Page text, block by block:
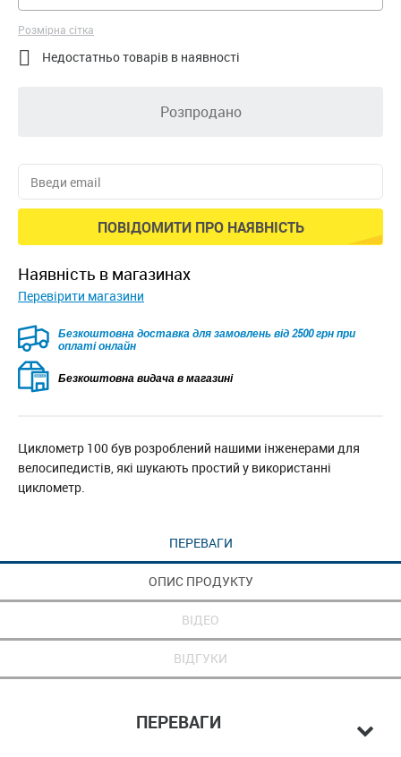
Розмірна сітка
 Недостатньо товарів в наявності
Розпродано
ПОВІДОМИТИ ПРО НАЯВНІСТЬ
наявність в магазинах
Перевірити магазини
Безкоштовна доставка для замовлень від 2500 грн при
оплаті онлайн
Безкоштовна видача в магазині
Циклометр 100 був розроблений нашими інженерами для
велосипедистів, які шукають простий у використанні
циклометр.
ПЕРЕВАГИ
ОПИС ПРОДУКТУ
ВІДЕО
ВІДГУКИ
ПЕРЕВАГИ